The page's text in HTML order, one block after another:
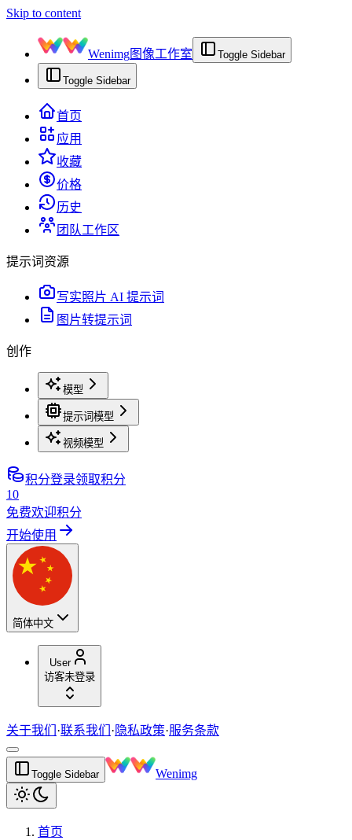
Skip to content
Wenimg图像工作室 Toggle Sidebar
Toggle Sidebar
首页
应用
收藏
价格
历史
团队工作区
提示词资源
写实照片 AI 提示词
图片转提示词
创作
模型
提示词模型
视频模型
积分登录领取积分
10
免费欢迎积分
开始使用
简体中文
User
访客未登录
关于我们 ·联系我们 · 隐私政策·服务条款
Toggle Sidebar Wenimg
首页